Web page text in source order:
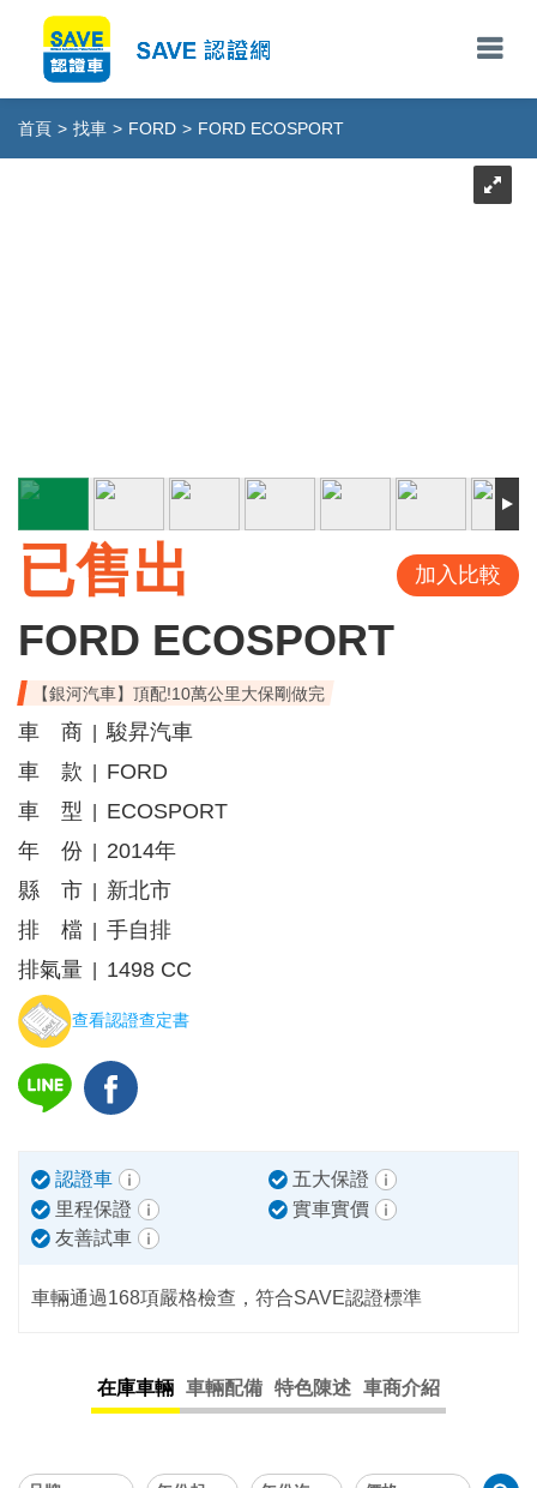
首頁 > 找車 > FORD > FORD ECOSPORT
已售出 加入比較
FORD ECOSPORT
【銀河汽車】頂配!10萬公里大保剛做完
車 商
駿昇汽車
車 款
FORD
車 型
ECOSPORT
年 份
2014年
縣 市
新北市
排 檔
手自排
排氣量
1498 CC
查看認證查定書
認證車
五大保證
里程保證
實車實價
友善試車
車輛通過168項嚴格檢查，符合SAVE認證標準
在庫車輛 車輛配備 特色陳述 車商介紹